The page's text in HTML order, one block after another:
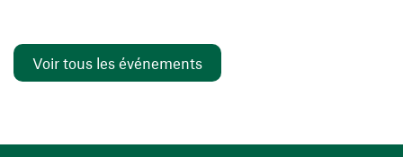
Voir tous les événements